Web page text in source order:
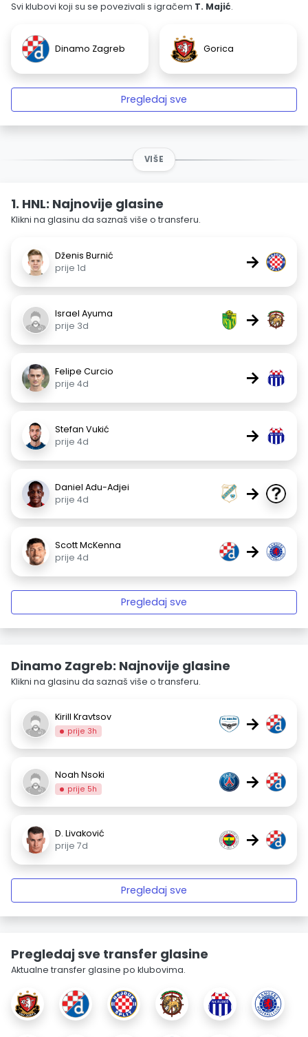
Svi klubovi koji su se povezivali s igračem T. Majić.
Dinamo Zagreb Gorica
Pregledaj sve
VIŠE
1. HNL: Najnovije glasine
Klikni na glasinu da saznaš više o transferu.
Dženis Burnić
prije 1d
→
Israel Ayuma
prije 3d
→
Felipe Curcio
prije 4d
→
Stefan Vukić
prije 4d
→
Daniel Adu-Adjei
prije 4d
→
Scott McKenna
prije 4d
→
Pregledaj sve
Dinamo Zagreb: Najnovije glasine
Klikni na glasinu da saznaš više o transferu.
Kirill Kravtsov
prije 3h →
Noah Nsoki
prije 5h →
D. Livaković
prije 7d
→
Pregledaj sve
Pregledaj sve transfer glasine
Aktualne transfer glasine po klubovima.